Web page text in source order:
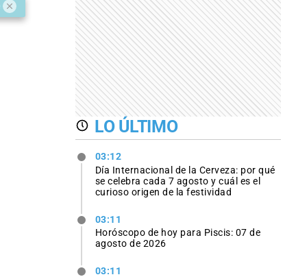
LO ÚLTIMO
03:12
Día Internacional de la Cerveza: por qué
se celebra cada 7 agosto y cuál es el
curioso origen de la festividad
03:11
Horóscopo de hoy para Piscis: 07 de
agosto de 2026
03:11